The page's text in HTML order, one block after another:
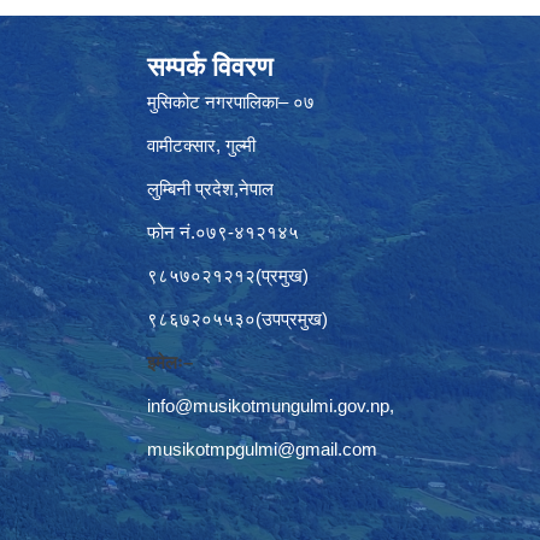
सम्पर्क विवरण
मुसिकोट नगरपालिका– ०७
वामीटक्सार, गुल्मी
लुम्बिनी प्रदेश,नेपाल
फोन नं.०७९-४१२१४५
९८५७०२१२१२(प्रमुख)
९८६७२०५५३०(उपप्रमुख)
इमेलः–
info@musikotmungulmi.gov.np,
musikotmpgulmi@gmail.com